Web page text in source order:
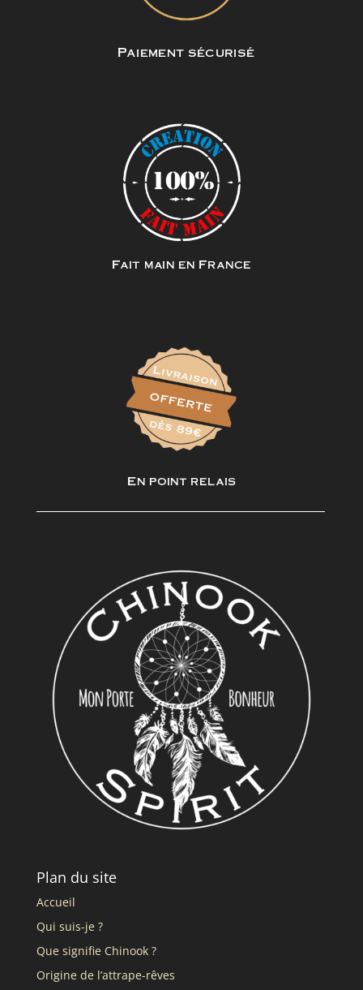
Paiement sécurisé
Fait main en France
En point relais
Plan du site
Accueil
Qui suis-je ?
Que signifie Chinook ?
Origine de l’attrape-rêves